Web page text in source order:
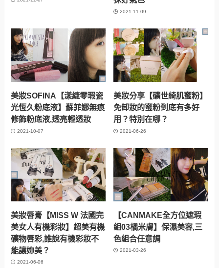
2021-11-09
美妝SOFINA【漾緁零瑕瓷
光恆久粉底液】蘇菲娜無痕
修飾粉底液,透亮輕透妝
2021-10-07
美妝分享【礦世綺肌蜜粉】
免卸妝的蜜粉到底有多好
用？特別在哪？
2021-06-26
美妝唇膏【MISS W 法國完
美女人有機彩妝】超美有機
礦物唇彩,誰說有機彩妝不
能讓妳美？
2021-06-06
【CANMAKE全方位遮瑕
組03橘米膚】保濕美容,三
色組合任意調
2021-03-26